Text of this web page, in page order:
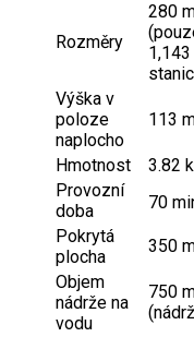
Rozměry
280
Výška v
poloze
naplocho
113
Hmotnost
3.82
Provozní
doba
70
Pokrytá
plocha
350
Objem
nádrže na
vodu
750